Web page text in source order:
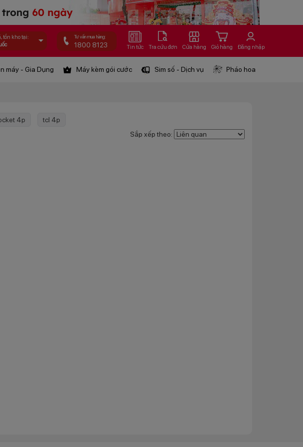
tồn kho tại:
Tư vấn mua hàng:
1800 8123 Tin tức Tra cứu đơn Cửa hàng Giỏ hàng Đăng nhập
máy - Gia Dụng Máy kèm gói cước Sim số - Dịch vụ Pháo hoa
4p tcl 4p
Sắp xếp theo: